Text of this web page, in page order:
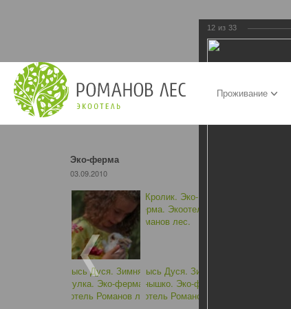
Проживание
Эко-ферма
03.09.2010
12 из 33